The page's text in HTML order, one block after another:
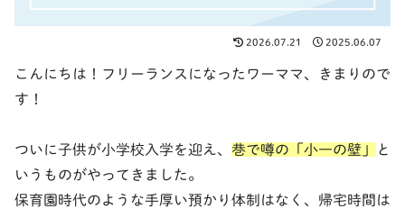
2026.07.21 2025.06.07
こんにちは！フリーランスになったワーママ、きまりので
す！
ついに子供が小学校入学を迎え、 巷で噂の「小一の壁」
と
いうものがやってきました。
保育園時代のような手厚い預かり体制はなく、帰宅時間は